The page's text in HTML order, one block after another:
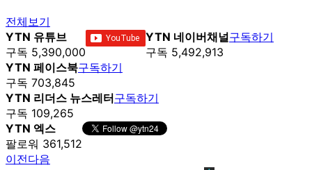
전체보기
YTN 유튜브
구독 5,390,000
YTN 네이버채널
구독 5,492,913
구독하기
YTN 페이스북
구독 703,845
구독하기
YTN 리더스 뉴스레터
구독 109,265
구독하기
YTN 엑스
팔로워 361,512
이전다음